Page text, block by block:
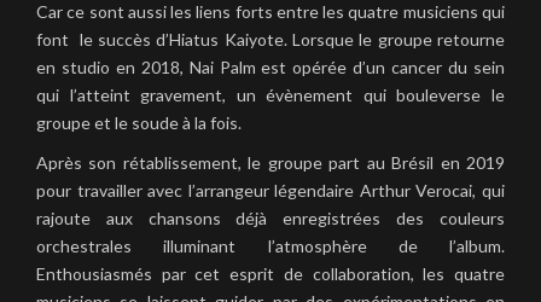
Car ce sont aussi les liens forts entre les quatre musiciens qui
font le succès d’Hiatus Kaiyote. Lorsque le groupe retourne
en studio en 2018, Nai Palm est opérée d’un cancer du sein
qui l’atteint gravement, un évènement qui bouleverse le
groupe et le soude à la fois.
Après son rétablissement, le groupe part au Brésil en 2019
pour travailler avec l’arrangeur légendaire Arthur Verocai, qui
rajoute aux chansons déjà enregistrées des couleurs
orchestrales illuminant l’atmosphère de l’album.
Enthousiasmés par cet esprit de collaboration, les quatre